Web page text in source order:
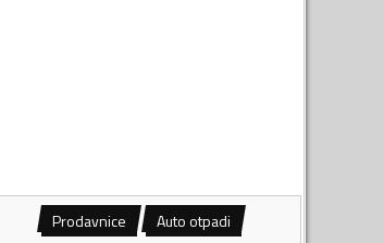
Prodavnice Auto otpadi